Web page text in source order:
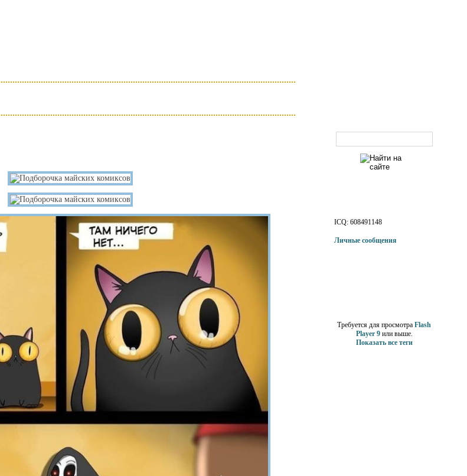
ICQ: 608491148
Личные сообщения
Требуется для просмотра Flash
Player 9или выше.
Показать все теги